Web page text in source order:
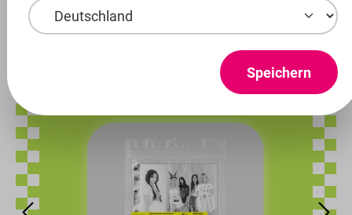
Artist
LE SSERAFIM
Speichern